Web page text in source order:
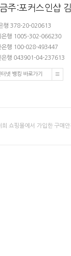
주:포커스인샵
행 378-20-020613
은행 1005-302-066230
은행 100-028-493447
은행 043901-04-237613
터넷 뱅킹 바로가기
쇼핑몰에서 가입한 구매